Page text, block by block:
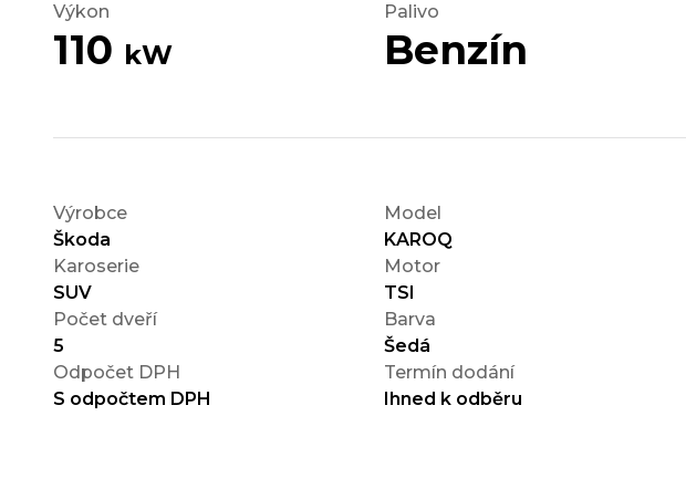
Výkon
110 kW
Palivo
Benzín
Výrobce
Škoda
Model
KAROQ
Karoserie
SUV
Motor
TSI
Počet dveří
5
Barva
Šedá
Odpočet DPH
S odpočtem DPH
Termín dodání
Ihned k odběru